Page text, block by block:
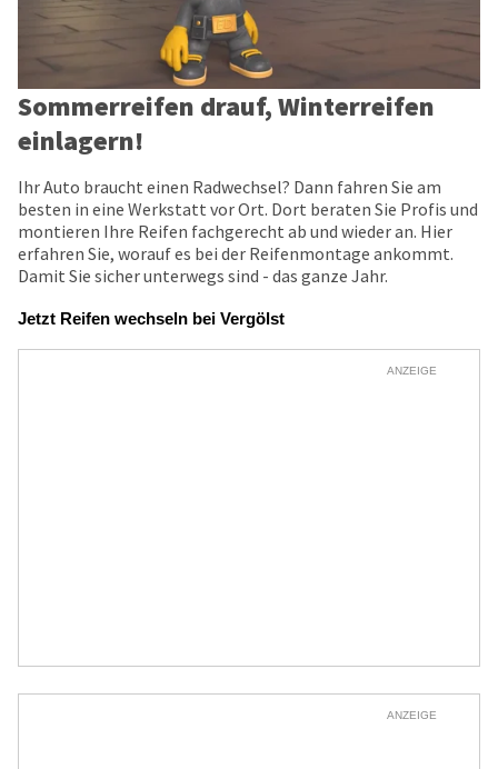
Sommerreifen drauf, Winterreifen
einlagern!
Ihr Auto braucht einen Radwechsel? Dann fahren Sie am
besten in eine Werkstatt vor Ort. Dort beraten Sie Profis und
montieren Ihre Reifen fachgerecht ab und wieder an. Hier
erfahren Sie, worauf es bei der Reifenmontage ankommt.
Damit Sie sicher unterwegs sind - das ganze Jahr.
Jetzt Reifen wechseln bei Vergölst
ANZEIGE
ANZEIGE